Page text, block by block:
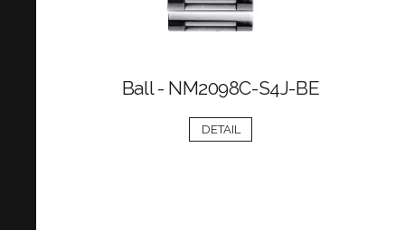
Ball - NM2098C-S4J-BE
DETAIL